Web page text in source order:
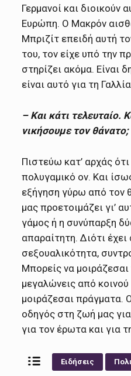
Γερμανοί και διοικούν
Ευρώπη. Ο Μακρόν
Μπριζίτ επειδή αυτή
του, τον είχε υπό την
στηρίζει ακόμα. Είναι
είναι αυτό για τη
– Kαι κάτι τελευταίο.
νικήσουμε τον θάνατο;
Πιστεύω κατ’ αρχάς
πολυγαμικό ον. Και
εξήγηση γύρω από τον
μας προετοιμάζει γι’
γάμος ή η συνύπαρξη
απαραίτητη. Διότι
σεξουαλικότητα,
Μπορείς να
μεγαλώνεις από κοινού
μοιράζεσαι πράγματα.
οδηγός στη ζωή μας
για τον έρωτα και για
Ειδήσεις